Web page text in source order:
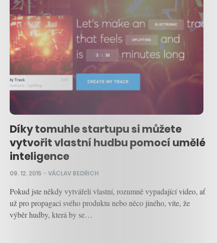
Díky tomuhle startupu si můžete
vytvořit vlastní hudbu pomocí umělé
inteligence
09. 12. 2015 –VÁCLAV BEDŘICH
Pokud jste někdy vytvářeli vlastní, rozumně vypadající video, ať
už pro propagaci svého produktu nebo něco jiného, víte, že
výběr hudby, která by se…